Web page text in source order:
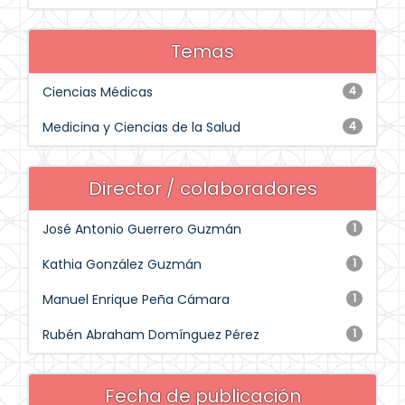
Temas
4
Ciencias Médicas
4
Medicina y Ciencias de la Salud
Director / colaboradores
1
José Antonio Guerrero Guzmán
1
Kathia González Guzmán
1
Manuel Enrique Peña Cámara
1
Rubén Abraham Domínguez Pérez
Fecha de publicación